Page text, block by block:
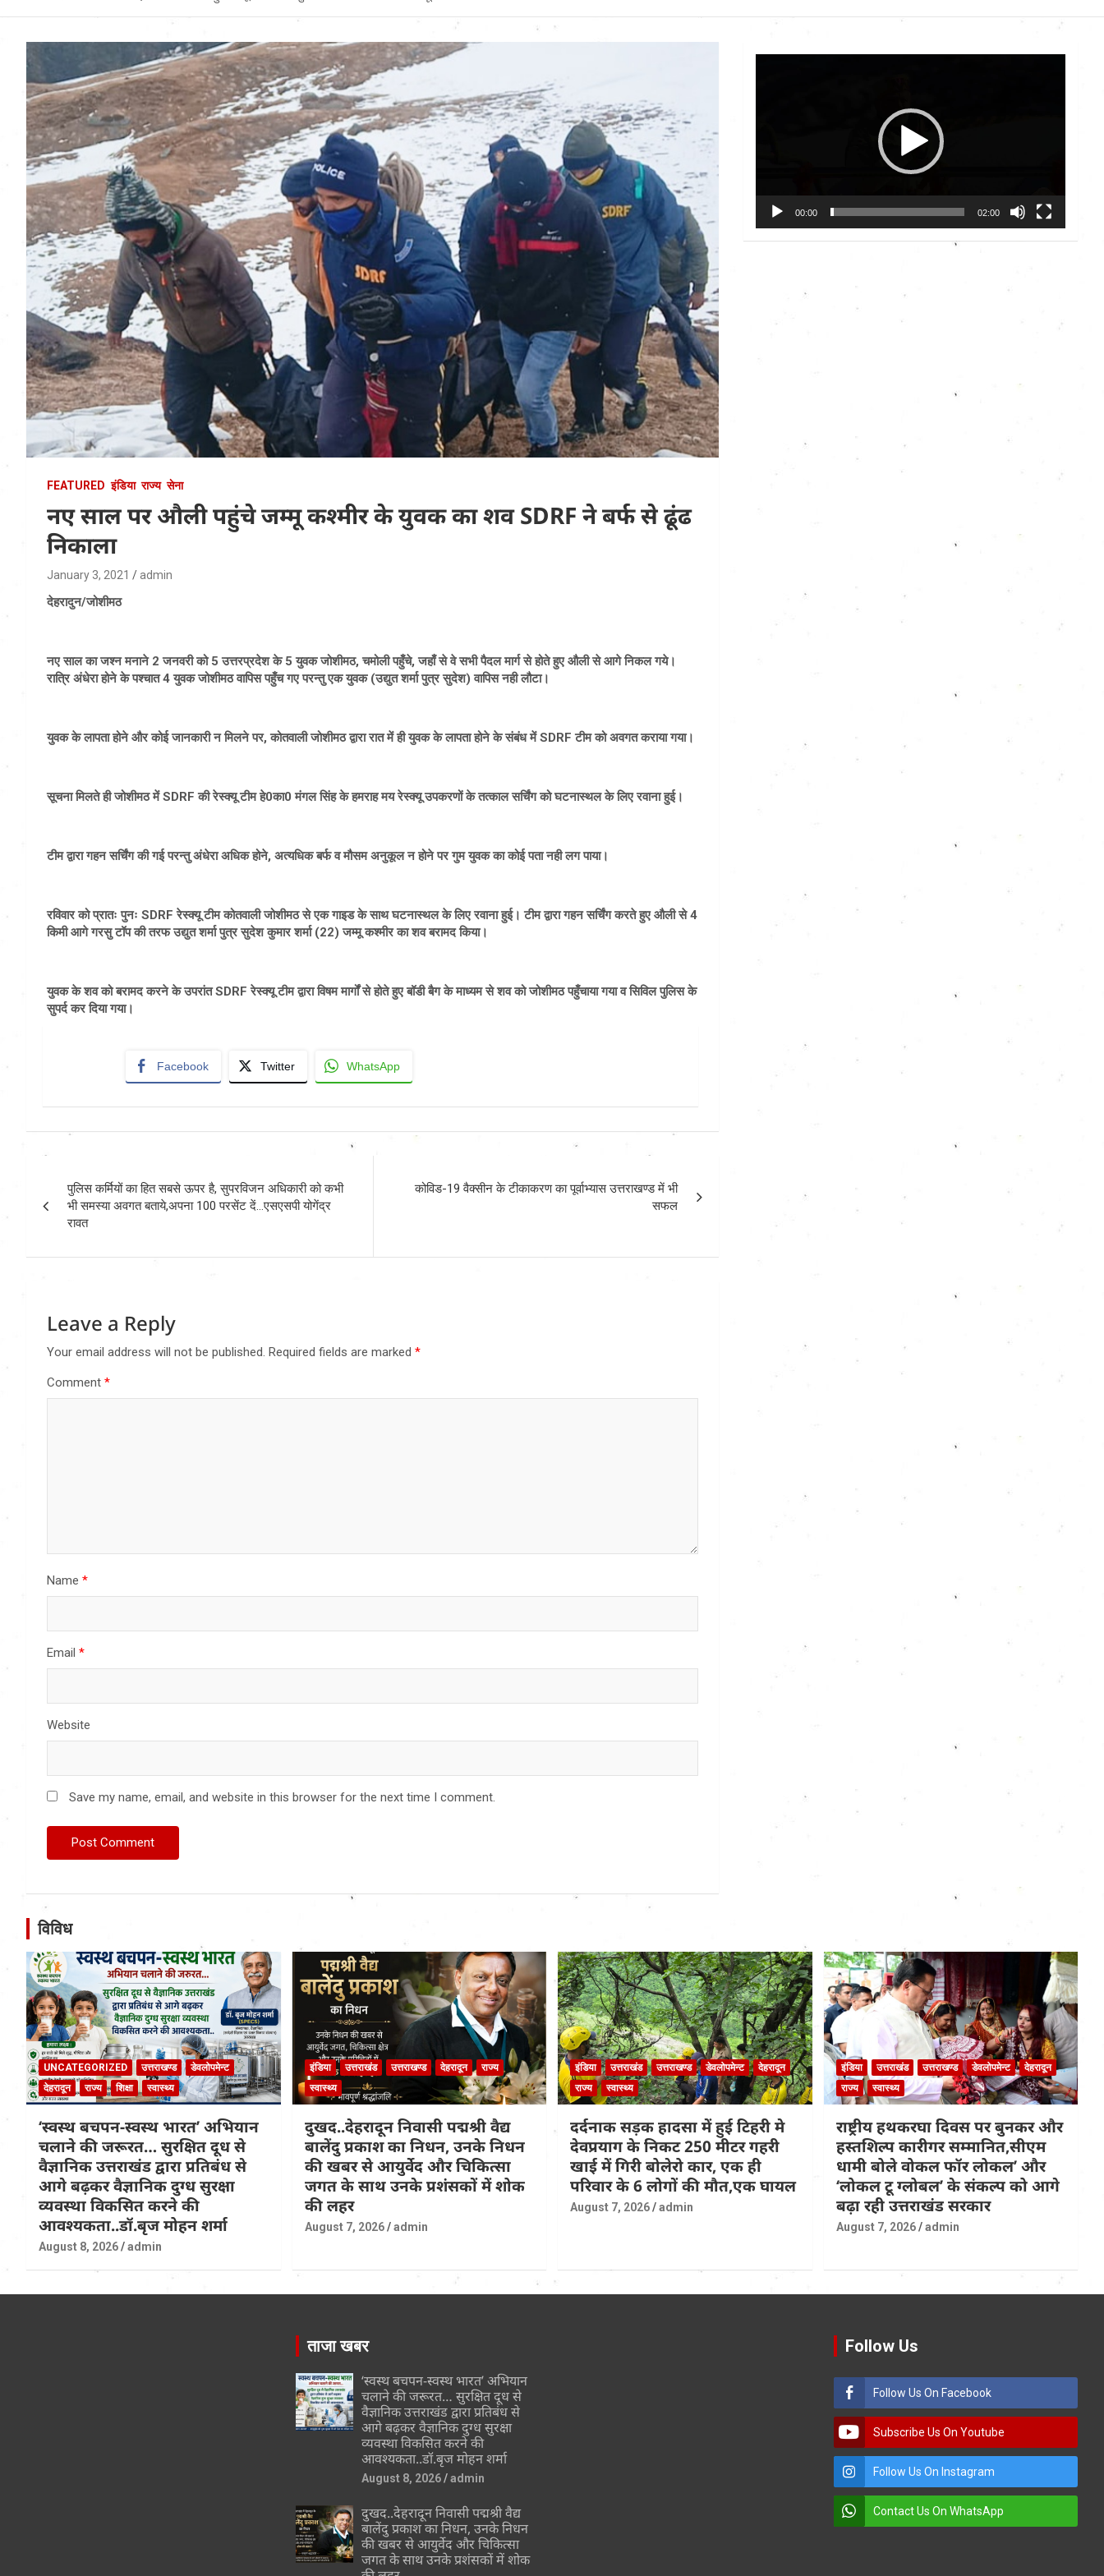
Uttarakhand News in
Hindi
FEATURED इंडिया राज्य सेना
नए साल पर औली पहुंचे जम्मू कश्मीर के युवक का शव SDRF ने बर्फ से ढूंढ
निकाला
January 3, 2021 admin
देहरादुन/जोशीमठ
नए साल का जश्न मनाने 2 जनवरी को 5 उत्तरप्रदेश के 5 युवक जोशीमठ, चमोली पहुँचे, जहाँ से वे सभी पैदल मार्ग से होते हुए औली से आगे निकल गये।
रात्रि अंधेरा होने के पश्चात 4 युवक जोशीमठ वापिस पहुँच गए परन्तु एक युवक (उद्युत शर्मा पुत्र सुदेश) वापिस नही लौटा।
युवक के लापता होने और कोई जानकारी न मिलने पर, कोतवाली जोशीमठ द्वारा रात में ही युवक के लापता होने के संबंध में SDRF टीम को अवगत कराया गया।
सूचना मिलते ही जोशीमठ में SDRF की रेस्क्यू टीम हे0का0 मंगल सिंह के हमराह मय रेस्क्यू उपकरणों के तत्काल सर्चिंग को घटनास्थल के लिए रवाना हुई।
टीम द्वारा गहन सर्चिंग की गई परन्तु अंधेरा अधिक होने, अत्यधिक बर्फ व मौसम अनुकूल न होने पर गुम युवक का कोई पता नही लग पाया।
रविवार को प्रातः पुनः SDRF रेस्क्यू टीम कोतवाली जोशीमठ से एक गाइड के साथ घटनास्थल के लिए रवाना हुई। टीम द्वारा गहन सर्चिंग करते हुए औली से 4
किमी आगे गरसु टॉप की तरफ उद्युत शर्मा पुत्र सुदेश कुमार शर्मा (22) जम्मू कश्मीर का शव बरामद किया।
युवक के शव को बरामद करने के उपरांत SDRF रेस्क्यू टीम द्वारा विषम मार्गों से होते हुए बॉडी बैग के माध्यम से शव को जोशीमठ पहुँचाया गया व सिविल पुलिस के
सुपर्द कर दिया गया।
Facebook Twitter WhatsApp
navigation
पुलिस कर्मियों का हित सबसे ऊपर है, सुपरविजन अधिकारी को कभी
भी समस्या अवगत बताये,अपना 100 परसेंट दें…एसएसपी योगेंद्र
रावत
कोविड-19 वैक्सीन के टीकाकरण का पूर्वाभ्यास उत्तराखण्ड में भी
सफल
Leave a Reply
Your email address will not be published. Required fields are marked *
Comment *
Name *
Email *
Website
Save my name, email, and website in this browser for the next time I comment.
00:00 02:00
विविध
UNCATEGORIZED उत्तराखण्ड
डेवलोपमेन्ट
देहरादून
राज्य शिक्षा स्वास्थ्य
‘स्वस्थ बचपन-स्वस्थ भारत’ अभियान
चलाने की जरूरत… सुरक्षित दूध से
वैज्ञानिक उत्तराखंड द्वारा प्रतिबंध से
आगे बढ़कर वैज्ञानिक दुग्ध सुरक्षा
व्यवस्था विकसित करने की
आवश्यकता..डॉ.बृज मोहन शर्मा
August 8, 2026 admin
इंडिया उत्तराखंड उत्तराखण्ड देहरादून
राज्य
स्वास्थ्य
दुखद..देहरादून निवासी पद्मश्री वैद्य
बालेंदु प्रकाश का निधन, उनके निधन
की खबर से आयुर्वेद और चिकित्सा
जगत के साथ उनके प्रशंसकों में शोक
की लहर
August 7, 2026 admin
इंडिया उत्तराखंड उत्तराखण्ड डेवलोपमेन्ट
देहरादून
राज्य
स्वास्थ्य
दर्दनाक सड़क हादसा में हुई टिहरी मे
देवप्रयाग के निकट 250 मीटर गहरी
खाई में गिरी बोलेरो कार, एक ही
परिवार के 6 लोगों की मौत,एक घायल
August 7, 2026 admin
इंडिया उत्तराखंड उत्तराखण्ड डेवलोपमेन्ट
देहरादून
राज्य
स्वास्थ्य
राष्ट्रीय हथकरघा दिवस पर बुनकर और
हस्तशिल्प कारीगर सम्मानित,सीएम
धामी बोले वोकल फॉर लोकल’ और
‘लोकल टू ग्लोबल’ के संकल्प को आगे
बढ़ा रही उत्तराखंड सरकार
August 7, 2026 admin
ताजा खबर
‘स्वस्थ बचपन-स्वस्थ भारत’ अभियान
चलाने की जरूरत… सुरक्षित दूध से
वैज्ञानिक उत्तराखंड द्वारा प्रतिबंध से
आगे बढ़कर वैज्ञानिक दुग्ध सुरक्षा
व्यवस्था विकसित करने की
आवश्यकता..डॉ.बृज मोहन शर्मा
August 8, 2026 admin
दुखद..देहरादून निवासी पद्मश्री वैद्य
बालेंदु प्रकाश का निधन, उनके निधन
की खबर से आयुर्वेद और चिकित्सा
जगत के साथ उनके प्रशंसकों में शोक
Follow Us
Follow Us On Facebook
Subscribe Us On Youtube
Follow Us On Instagram
Contact Us On WhatsApp